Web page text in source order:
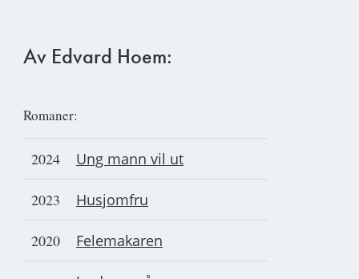
Av Edvard Hoem:
Romaner:
2024 Ung mann vil ut
2023 Husjomfru
2020 Felemakaren